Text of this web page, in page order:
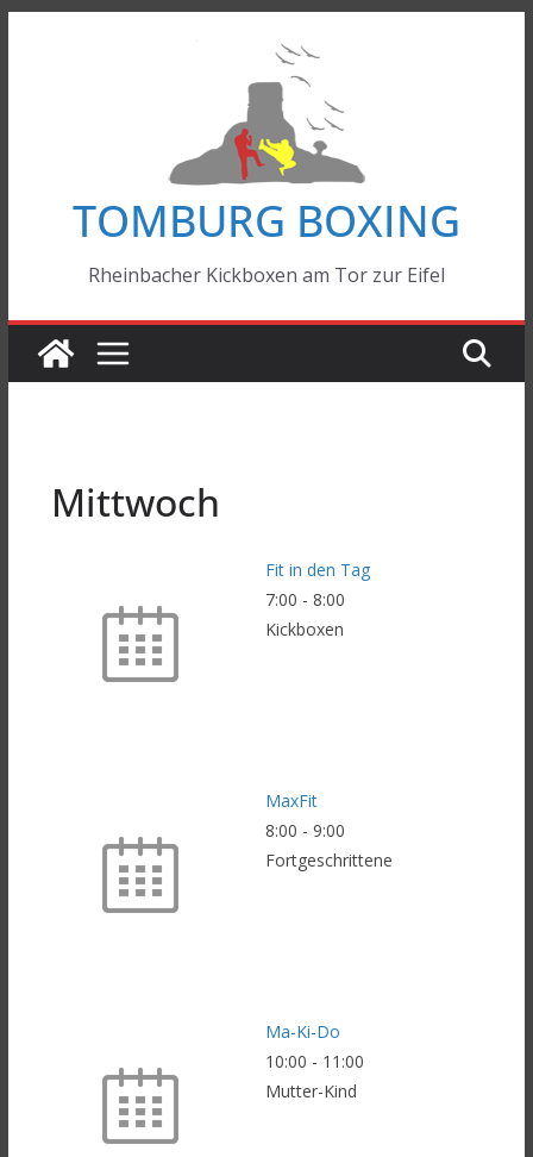
TOMBURG BOXING
Rheinbacher Kickboxen am Tor zur Eifel
Mittwoch
Fit in den Tag
7:00 - 8:00
Kickboxen
MaxFit
8:00 - 9:00
Fortgeschrittene
Ma-Ki-Do
10:00 - 11:00
Mutter-Kind